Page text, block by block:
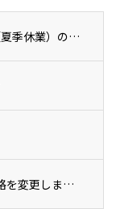
価格改定およびお盆休み（夏季休業）のお知らせ
アイスコーヒー3商品の価格を変更しました